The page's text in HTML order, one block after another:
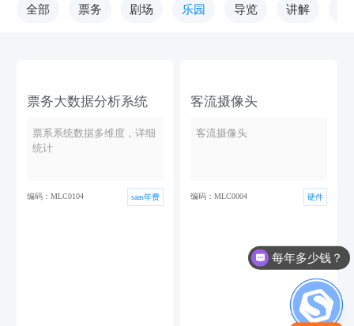
全部 票务 剧场 乐园 导览 讲解
票务大数据分析系统
票系系统数据多维度，详细
统计
编码：MLC0104 saas年费
客流摄像头
客流摄像头
编码：MLC0004 硬件
每年多少钱？